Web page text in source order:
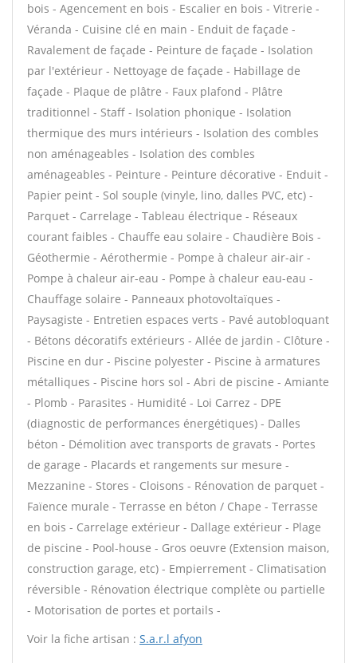
bois - Agencement en bois - Escalier en bois - Vitrerie -
Véranda - Cuisine clé en main - Enduit de façade -
Ravalement de façade - Peinture de façade - Isolation
par l'extérieur - Nettoyage de façade - Habillage de
façade - Plaque de plâtre - Faux plafond - Plâtre
traditionnel - Staff - Isolation phonique - Isolation
thermique des murs intérieurs - Isolation des combles
non aménageables - Isolation des combles
aménageables - Peinture - Peinture décorative - Enduit -
Papier peint - Sol souple (vinyle, lino, dalles PVC, etc) -
Parquet - Carrelage - Tableau électrique - Réseaux
courant faibles - Chauffe eau solaire - Chaudière Bois -
Géothermie - Aérothermie - Pompe à chaleur air-air -
Pompe à chaleur air-eau - Pompe à chaleur eau-eau -
Chauffage solaire - Panneaux photovoltaïques -
Paysagiste - Entretien espaces verts - Pavé autobloquant
- Bétons décoratifs extérieurs - Allée de jardin - Clôture -
Piscine en dur - Piscine polyester - Piscine à armatures
métalliques - Piscine hors sol - Abri de piscine - Amiante
- Plomb - Parasites - Humidité - Loi Carrez - DPE
(diagnostic de performances énergétiques) - Dalles
béton - Démolition avec transports de gravats - Portes
de garage - Placards et rangements sur mesure -
Mezzanine - Stores - Cloisons - Rénovation de parquet -
Faïence murale - Terrasse en béton / Chape - Terrasse
en bois - Carrelage extérieur - Dallage extérieur - Plage
de piscine - Pool-house - Gros oeuvre (Extension maison,
construction garage, etc) - Empierrement - Climatisation
réversible - Rénovation électrique complète ou partielle
- Motorisation de portes et portails -
Voir la fiche artisan : S.a.r.l afyon